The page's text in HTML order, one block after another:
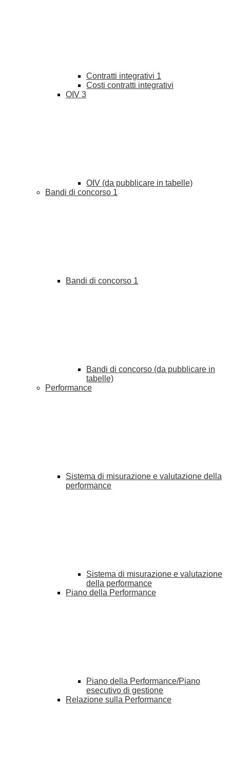
Contratti integrativi 1
Costi contratti integrativi
OIV 3
OIV (da pubblicare in tabelle)
Bandi di concorso 1
Bandi di concorso 1
Bandi di concorso (da pubblicare in
tabelle)
Performance
Sistema di misurazione e valutazione della
performance
Sistema di misurazione e valutazione
della performance
Piano della Performance
Piano della Performance/Piano
esecutivo di gestione
Relazione sulla Performance